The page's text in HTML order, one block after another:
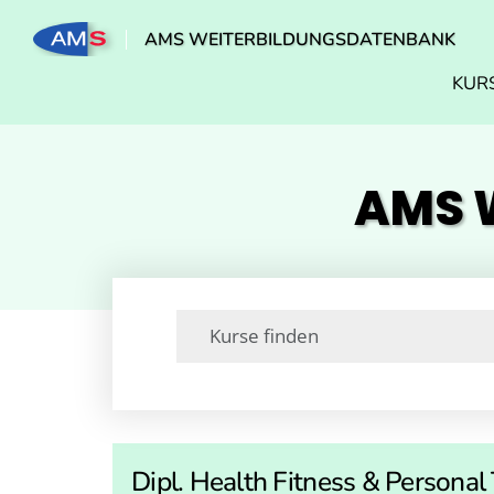
AMS WEITERBILDUNGSDATENBANK
AMS
Dipl. Health Fitness & Personal